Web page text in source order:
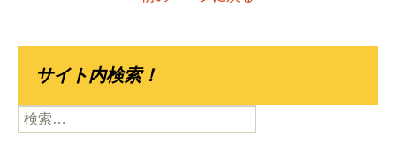
サイト内検索！
検
索: